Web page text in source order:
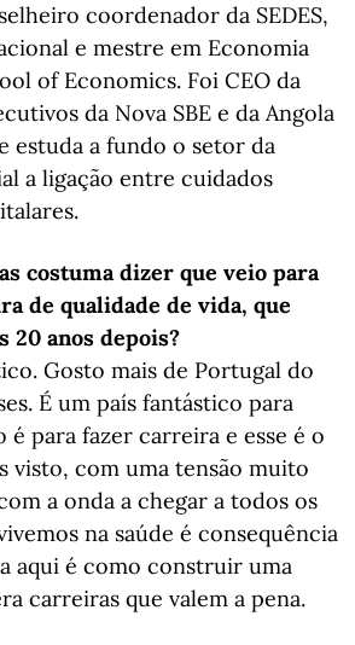
coordenador da SEDES,
e mestre em Economia
of Economics. Foi CEO da
da Nova SBE e da Angola
estuda a fundo o setor da
a ligação entre cuidados
costuma dizer que veio para
de qualidade de vida, que
20 anos depois?
Gosto mais de Portugal do
É um país fantástico para
é para fazer carreira e esse é o
visto, com uma tensão muito
a onda a chegar a todos os
na saúde é consequência
aqui é como construir uma
carreiras que valem a pena.